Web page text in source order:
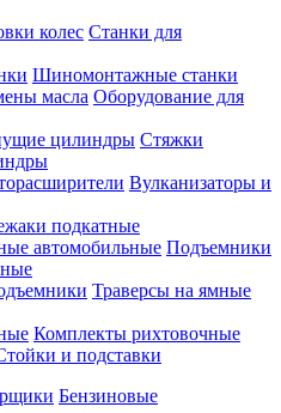
Станки для
Шиномонтажные станки
Оборудование для
Стяжки
Вулканизаторы и
подкатные
Подъемники
Траверсы на ямные
Комплекты рихтовочные
и подставки
Бензиновые